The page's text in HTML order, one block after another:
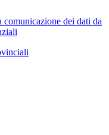
comunicazione dei dati da